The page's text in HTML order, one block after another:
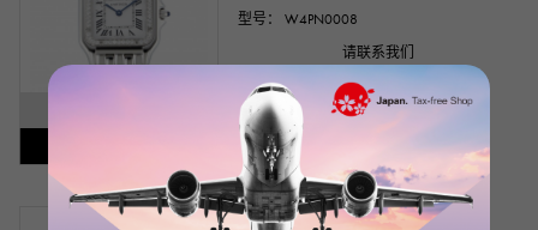
型号： W4PN0008
请联系我们
缺货 二手的 女士们